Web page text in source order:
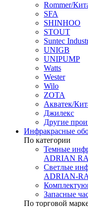
Rommer/
SFA
SHINHOO
STOUT
Suntec
UNIGB
UNIPUMP
Watts
Wester
Wilo
ZOTA
Акватек/
Джилекс
Другие
Инфракрасные
По категории
Темные
ADRIAN
Светлые
ADRIAN-
Запасные
По торговой